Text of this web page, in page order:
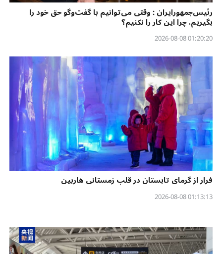
رئیس‌جمهورایران : وقتی می‌توانیم با گفت‌وگو حق خود را
بگیریم، چرا این کار را نکنیم؟
01:20:20 2026-08-08
فرار از گرمای تابستان در قلب زمستانی هاربین
01:13:13 2026-08-08